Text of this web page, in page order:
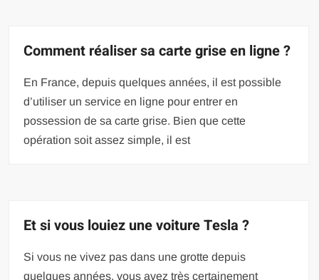
Comment réaliser sa carte grise en ligne ?
En France, depuis quelques années, il est possible
d’utiliser un service en ligne pour entrer en
possession de sa carte grise. Bien que cette
opération soit assez simple, il est
Et si vous louiez une voiture Tesla ?
Si vous ne vivez pas dans une grotte depuis
quelques années, vous avez très certainement